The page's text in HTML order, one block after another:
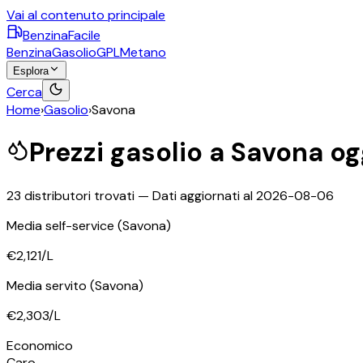
Vai al contenuto principale
BenzinaFacile
BenzinaGasolioGPLMetano
Esplora
Cerca
Home›Gasolio›Savona
Prezzi gasolio a Savona
23 distributori trovati — Dati aggiornati al2026-08-06
Media self-service (Savona)
€2,121/L
Media servito (Savona)
€2,303/L
Economico